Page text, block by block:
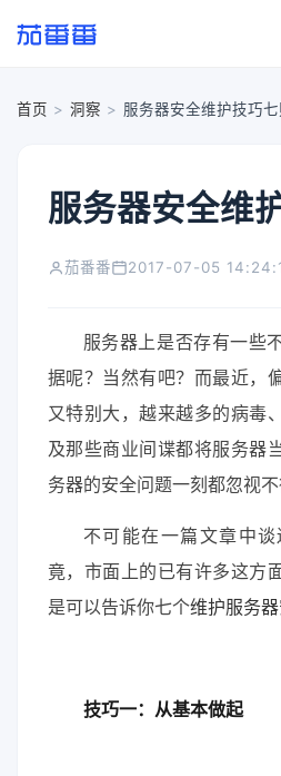
首页 > 洞察 > 服务器安全维护技巧七
服务器安全维
茄番番 2017-07-05
服务器上是否存有一些
据呢？当然有吧？而最近，
又特别大，越来越多的病毒
及那些商业间谍都将服务器
务器的安全问题一刻都忽视
不可能在一篇文章中
竟，市面上的已有许多这方
是可以告诉你七个维护服务
技巧一：从基本做起